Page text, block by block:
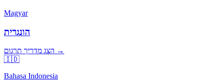
Magyar
הונגרית
הצג מדריך תרגום →
🇮🇩
Bahasa Indonesia